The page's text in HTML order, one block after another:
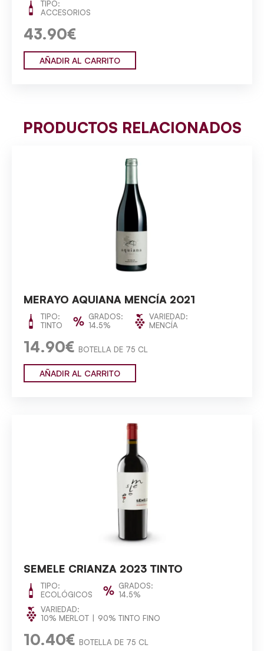
TIPO:
ACCESORIOS
43.90€
AÑADIR AL CARRITO
PRODUCTOS RELACIONADOS
MERAYO AQUIANA MENCÍA 2021
TIPO:
TINTO
GRADOS:
14.5%
VARIEDAD:
MENCÍA
14.90€ BOTELLA DE 75 CL
AÑADIR AL CARRITO
SEMELE CRIANZA 2023 TINTO
TIPO:
ECOLÓGICOS
GRADOS:
14.5%
VARIEDAD:
10% MERLOT
90% TINTO FINO
10.40€ BOTELLA DE 75 CL